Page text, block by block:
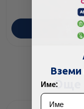
Още
Вземи
Име: